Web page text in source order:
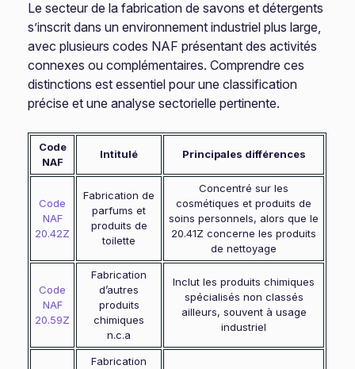
Le secteur de la fabrication de savons et détergents
s’inscrit dans un environnement industriel plus large,
avec plusieurs codes NAF présentant des activités
connexes ou complémentaires. Comprendre ces
distinctions est essentiel pour une classification
précise et une analyse sectorielle pertinente.
Code
NAF
Intitulé Principales différences
Code
NAF
20.42Z
Fabrication de
parfums et
produits de
toilette
Concentré sur les
cosmétiques et produits de
soins personnels, alors que le
20.41Z concerne les produits
de nettoyage
Code
NAF
20.59Z
Fabrication
d’autres
produits
chimiques
n.c.a
Inclut les produits chimiques
spécialisés non classés
ailleurs, souvent à usage
industriel
Fabrication